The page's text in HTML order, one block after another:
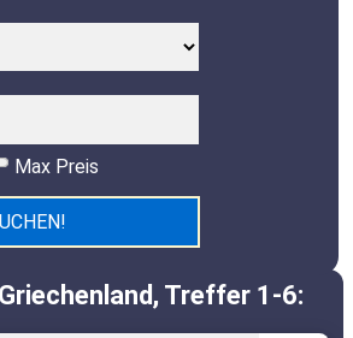
Max Preis
Treffer 1-6: